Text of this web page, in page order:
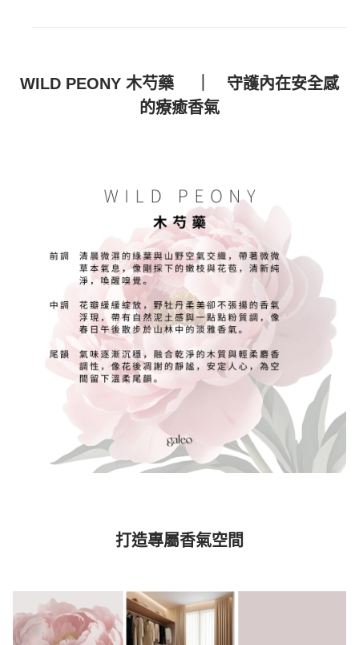
WILD PEONY 木芍藥 ｜ 守護內在安全感
的療癒香氣
打造專屬香氣空間